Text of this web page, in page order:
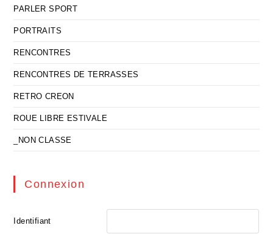
PARLER SPORT
PORTRAITS
RENCONTRES
RENCONTRES DE TERRASSES
RETRO CREON
ROUE LIBRE ESTIVALE
_NON CLASSE
Connexion
Identifiant